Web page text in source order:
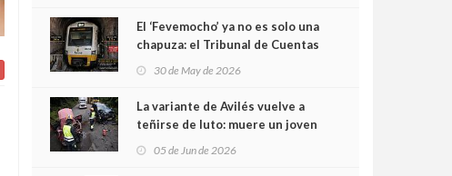
El ‘Fevemocho’ ya no es solo una
chapuza: el Tribunal de Cuentas
sobrecoste de los trenes que no
cabían por los túneles
30 de May de 2026
La variante de Avilés vuelve a
teñirse de luto: muere un joven
05 de Jun de 2026